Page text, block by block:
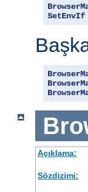
SetEnvIf
Açıklama:
Sözdizimi: